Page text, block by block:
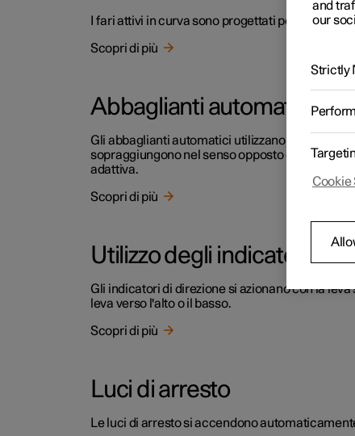
I fari attivi in curva sono progettati per
Scopri di più
Abbaglianti automatici
Gli abbaglianti automatici utilizzano il sensore
sopraggiungono nel senso opposto o le luci
adattiva.
Scopri di più
Utilizzo degli indicatori di
Gli indicatori di direzione si azionano con la
leva verso l'alto o il basso.
Scopri di più
Luci di arresto
Le luci di arresto si accendono
and
our
Strictly
Cookie